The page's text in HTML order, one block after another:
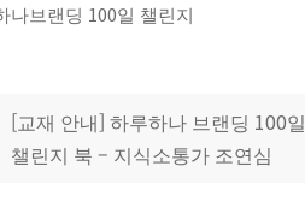
나브랜딩
린지
나브랜딩 100일 챌린지
[교재 안내] 하루하나 브랜딩 100일
챌린지 북 – 지식소통가 조연심